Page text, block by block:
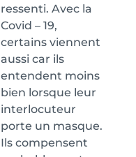
ressenti. Avec la
Covid – 19,
certains viennent
aussi car ils
entendent moins
bien lorsque leur
interlocuteur
porte un masque.
Ils compensent